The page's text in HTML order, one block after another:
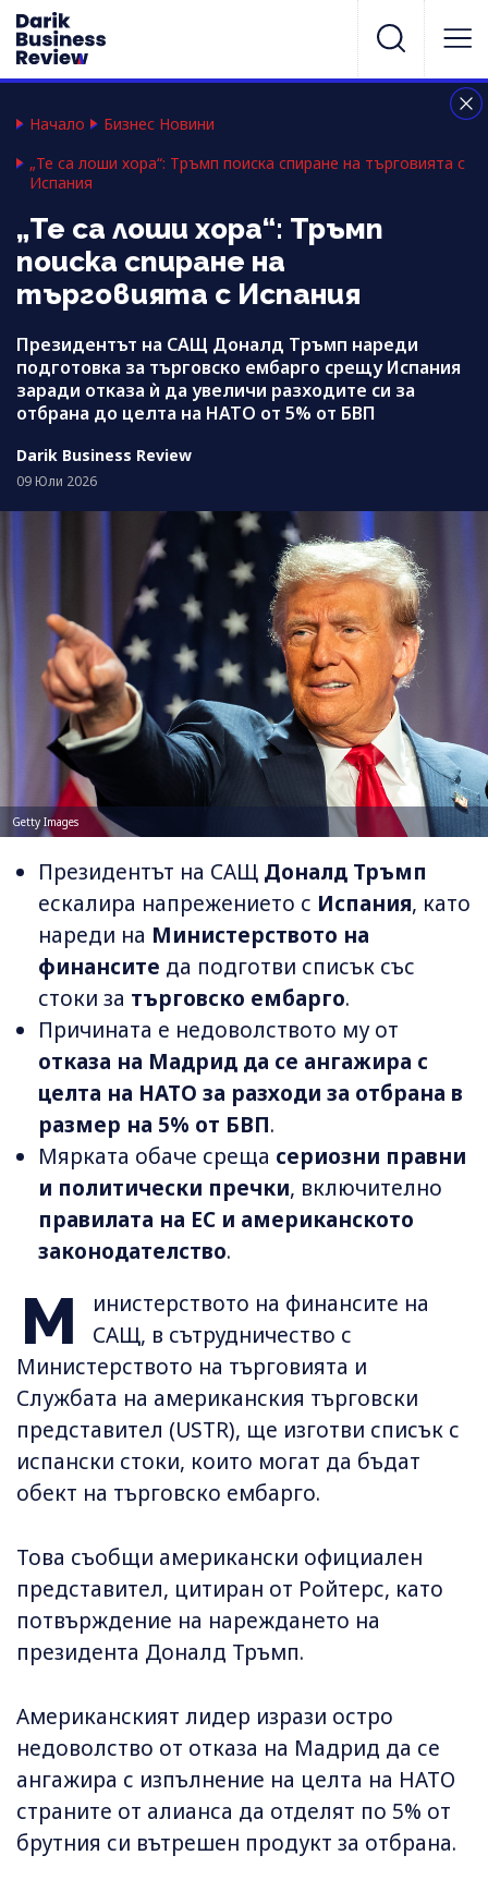
Начало
Бизнес Новини
„Те са лоши хора“: Тръмп поиска спиране на търговията с
Испания
„Те са лоши хора“: Тръмп
поиска спиране на
търговията с Испания
Президентът на САЩ Доналд Тръмп нареди
подготовка за търговско ембарго срещу Испания
заради отказа ѝ да увеличи разходите си за
отбрана до целта на НАТО от 5% от БВП
Darik Business Review
09 Юли 2026
Getty Images
Президентът на САЩ Доналд Тръмп
ескалира напрежението с Испания, като
нареди на Министерството на
финансите да подготви списък със
стоки за търговско ембарго.
Причината е недоволството му от
отказа на Мадрид да се ангажира с
целта на НАТО за разходи за отбрана в
размер на 5% от БВП.
Мярката обаче среща сериозни правни
и политически пречки, включително
правилата на ЕС и американското
законодателство.
М
инистерството на финансите на
САЩ, в сътрудничество с
Министерството на търговията и
Службата на американския търговски
представител (USTR), ще изготви списък с
испански стоки, които могат да бъдат
обект на търговско ембарго.
Това съобщи американски официален
представител, цитиран от Ройтерс, като
потвърждение на нареждането на
президента Доналд Тръмп.
Американският лидер изрази остро
недоволство от отказа на Мадрид да се
ангажира с изпълнение на целта на НАТО
страните от алианса да отделят по 5% от
брутния си вътрешен продукт за отбрана.